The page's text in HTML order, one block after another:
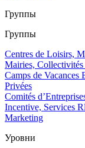
Группы
Группы
Centres de Loisirs,
Mairies,
Camps de Vacances
Privées
Comités
Incentive, Services
Marketing
Уровни